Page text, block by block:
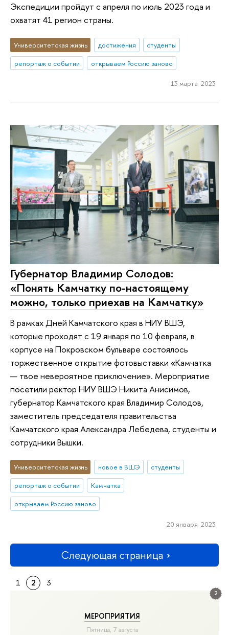
2
МЕРОПРИЯТИЯ
Пятница, 7 августа
Экспедиции пройдут с апреля по июль 2023 года и
охватят 41 регион страны.
Университетская жизнь достижения
студенты
репортаж о событии
открываем Россию заново
13 марта 2023
Губернатор Владимир Солодов:
«Понять Камчатку по-настоящему
можно, только приехав на Камчатку»
В рамках Дней Камчатского края в НИУ ВШЭ,
которые проходят с 19 января по 10 февраля, в
корпусе на Покровском бульваре состоялось
торжественное открытие фотовыставки «Камчатка
— твое невероятное приключение». Мероприятие
посетили ректор НИУ ВШЭ Никита Анисимов,
губернатор Камчатского края Владимир Солодов,
заместитель председателя правительства
Камчатского края Александра Лебедева, студенты и
сотрудники Вышки.
Университетская жизнь новое в ВШЭ
студенты
репортаж о событии
Камчатка
открываем Россию заново
20 января 2023
Следующая страница
1 2 3